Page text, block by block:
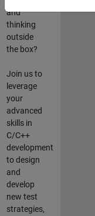
and
thinking
outside
the box?
Join us to
leverage
your
advanced
skills in
C/C++
development
to design
and
develop
new test
strategies,